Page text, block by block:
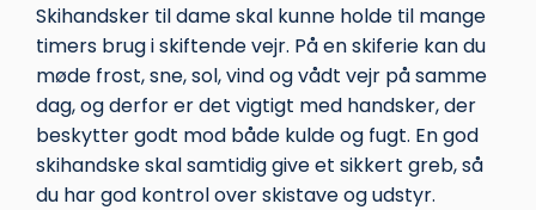
Skihandsker til dame skal kunne holde til mange
timers brug i skiftende vejr. På en skiferie kan du
møde frost, sne, sol, vind og vådt vejr på samme
dag, og derfor er det vigtigt med handsker, der
beskytter godt mod både kulde og fugt. En god
skihandske skal samtidig give et sikkert greb, så
du har god kontrol over skistave og udstyr.